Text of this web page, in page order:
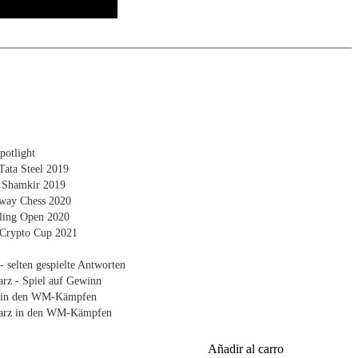
Steel 2019
2019
Chess 2020
Open 2020
Cup 2021
selten gespielte Antworten
- Spiel auf Gewinn
den WM-Kämpfen
in den WM-Kämpfen
Añadir al carro